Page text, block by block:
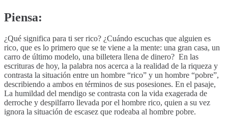
Piensa:
¿Qué significa para ti ser rico? ¿Cuándo escuchas que alguien es
rico, que es lo primero que se te viene a la mente: una gran casa, un
carro de último modelo, una billetera llena de dinero? En las
escrituras de hoy, la palabra nos acerca a la realidad de la riqueza y
contrasta la situación entre un hombre “rico” y un hombre “pobre”,
describiendo a ambos en términos de sus posesiones. En el pasaje,
La humildad del mendigo se contrasta con la vida exagerada de
derroche y despilfarro llevada por el hombre rico, quien a su vez
ignora la situación de escasez que rodeaba al hombre pobre.